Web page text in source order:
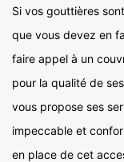
Si vos gouttières
que vous devez en
faire appel à un
pour la qualité de
vous propose ses
impeccable et
en place de cet